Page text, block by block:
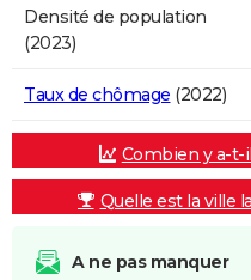
Densité de population
(2023)
Taux de chômage (2022)
Combien y a-t-
Quelle est la ville
A ne pas manquer